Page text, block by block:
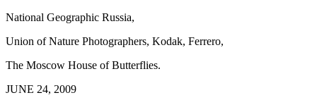
National Geographic Russia,
Union of Nature Photographers, Kodak, Ferrero,
The Moscow House of Butterflies.
JUNE 24, 2009